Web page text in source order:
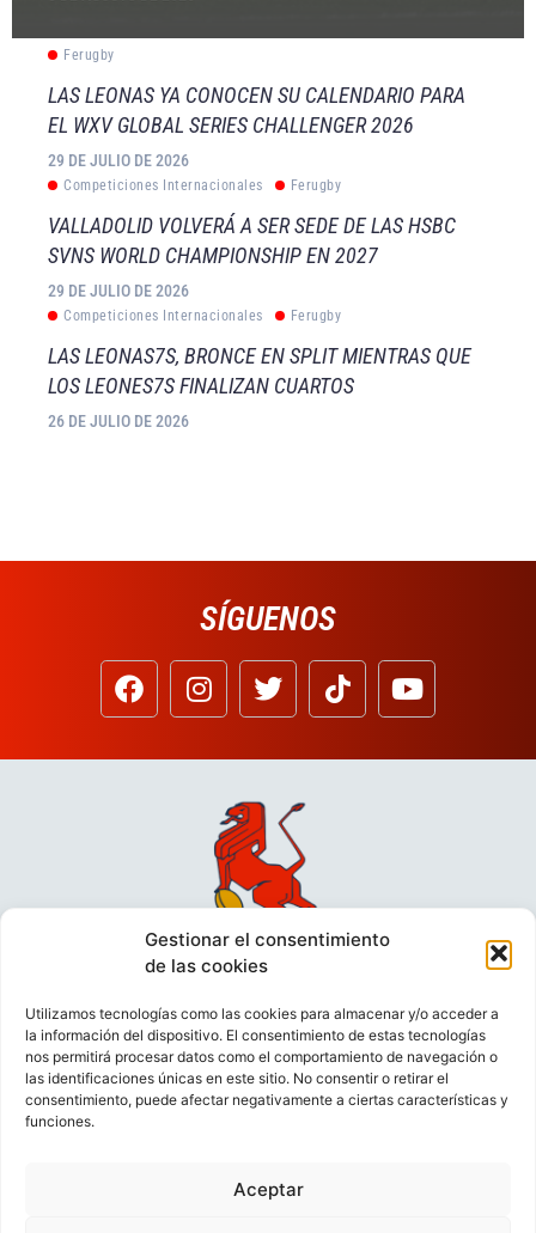
Gestionar el consentimiento
de las cookies
Utilizamos tecnologías como las cookies para almacenar y/o acceder a
la información del dispositivo. El consentimiento de estas tecnologías
nos permitirá procesar datos como el comportamiento de navegación o
las identificaciones únicas en este sitio. No consentir o retirar el
consentimiento, puede afectar negativamente a ciertas características y
funciones.
Aceptar
Ferugby
LAS LEONAS YA CONOCEN SU CALENDARIO PARA
EL WXV GLOBAL SERIES CHALLENGER 2026
29 DE JULIO DE 2026
Competiciones Internacionales Ferugby
VALLADOLID VOLVERÁ A SER SEDE DE LAS HSBC
SVNS WORLD CHAMPIONSHIP EN 2027
29 DE JULIO DE 2026
Competiciones Internacionales Ferugby
LAS LEONAS7S, BRONCE EN SPLIT MIENTRAS QUE
LOS LEONES7S FINALIZAN CUARTOS
26 DE JULIO DE 2026
SÍGUENOS
VIDEOCONFERENCIAS
POLÍTICA DE PRIVACIDAD